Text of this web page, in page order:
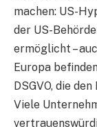
machen: US-
der US-
ermöglicht –
Europa
DSGVO, die
Viele